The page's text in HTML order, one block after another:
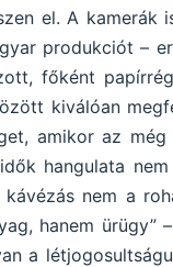
el. A
produkciót –
főként
kiválóan
amikor az
hangulata
nem a
hanem
a